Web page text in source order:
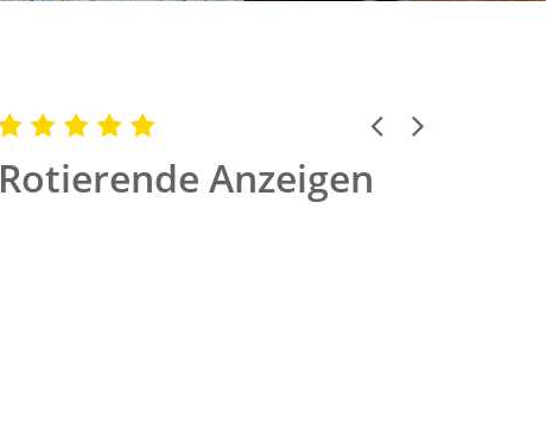
Rotierende Anzeigen
Previous
Next